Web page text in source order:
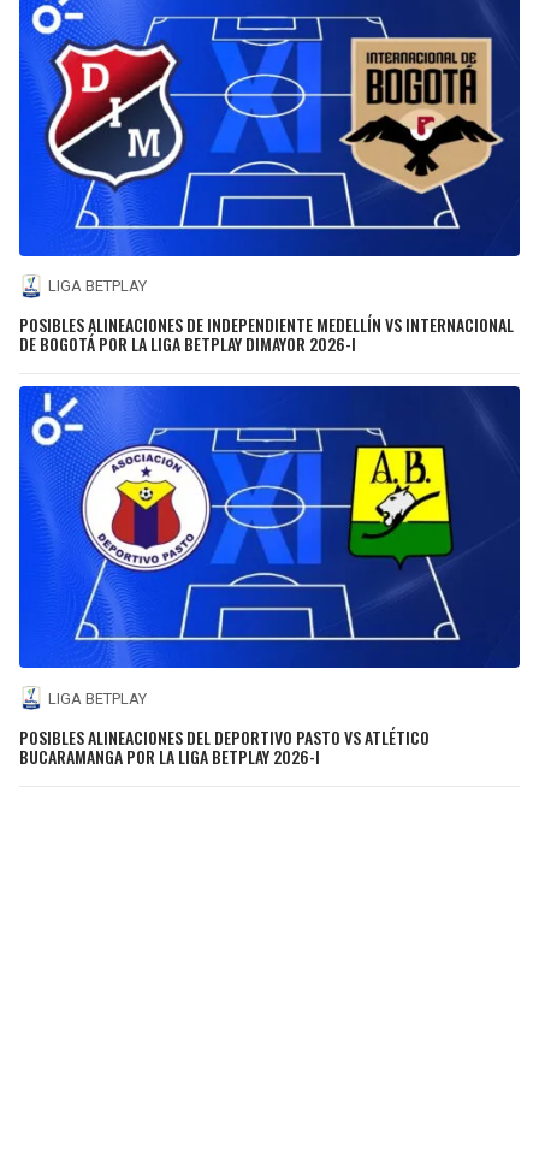
LIGA BETPLAY
POSIBLES ALINEACIONES DE INDEPENDIENTE MEDELLÍN VS INTERNACIONAL
DE BOGOTÁ POR LA LIGA BETPLAY DIMAYOR 2026-I
LIGA BETPLAY
POSIBLES ALINEACIONES DEL DEPORTIVO PASTO VS ATLÉTICO
BUCARAMANGA POR LA LIGA BETPLAY 2026-I